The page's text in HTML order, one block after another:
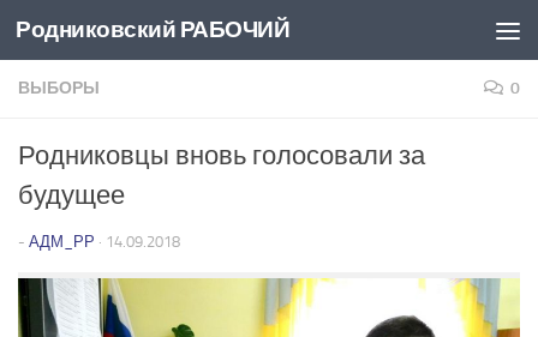
Перейти к содержимому
Родниковский РАБОЧИЙ
ВЫБОРЫ 0
Родниковцы вновь голосовали за
будущее
- АДМ_РР · 14.09.2018